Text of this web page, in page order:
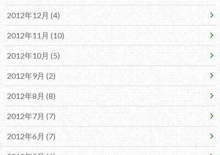
2012年12月 (4)
2012年11月 (10)
2012年10月 (5)
2012年9月 (2)
2012年8月 (8)
2012年7月 (7)
2012年6月 (7)